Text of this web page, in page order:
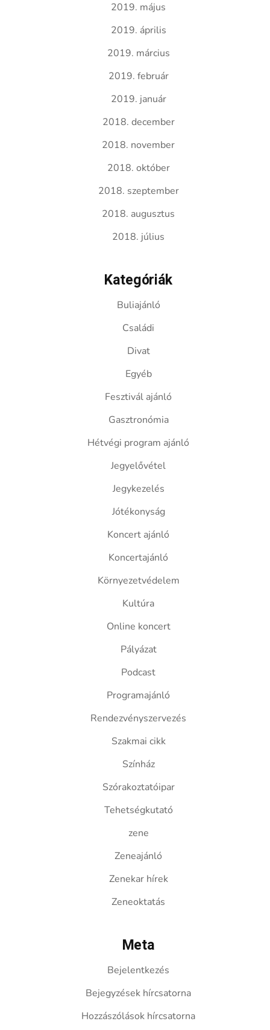
2019. május
2019. április
2019. március
2019. február
2019. január
2018. december
2018. november
2018. október
2018. szeptember
2018. augusztus
2018. július
Kategóriák
Buliajánló
Családi
Divat
Egyéb
Fesztivál ajánló
Gasztronómia
Hétvégi program ajánló
Jegyelővétel
Jegykezelés
Jótékonyság
Koncert ajánló
Koncertajánló
Környezetvédelem
Kultúra
Online koncert
Pályázat
Podcast
Programajánló
Rendezvényszervezés
Szakmai cikk
Színház
Szórakoztatóipar
Tehetségkutató
zene
Zeneajánló
Zenekar hírek
Zeneoktatás
Meta
Bejelentkezés
Bejegyzések hírcsatorna
Hozzászólások hírcsatorna